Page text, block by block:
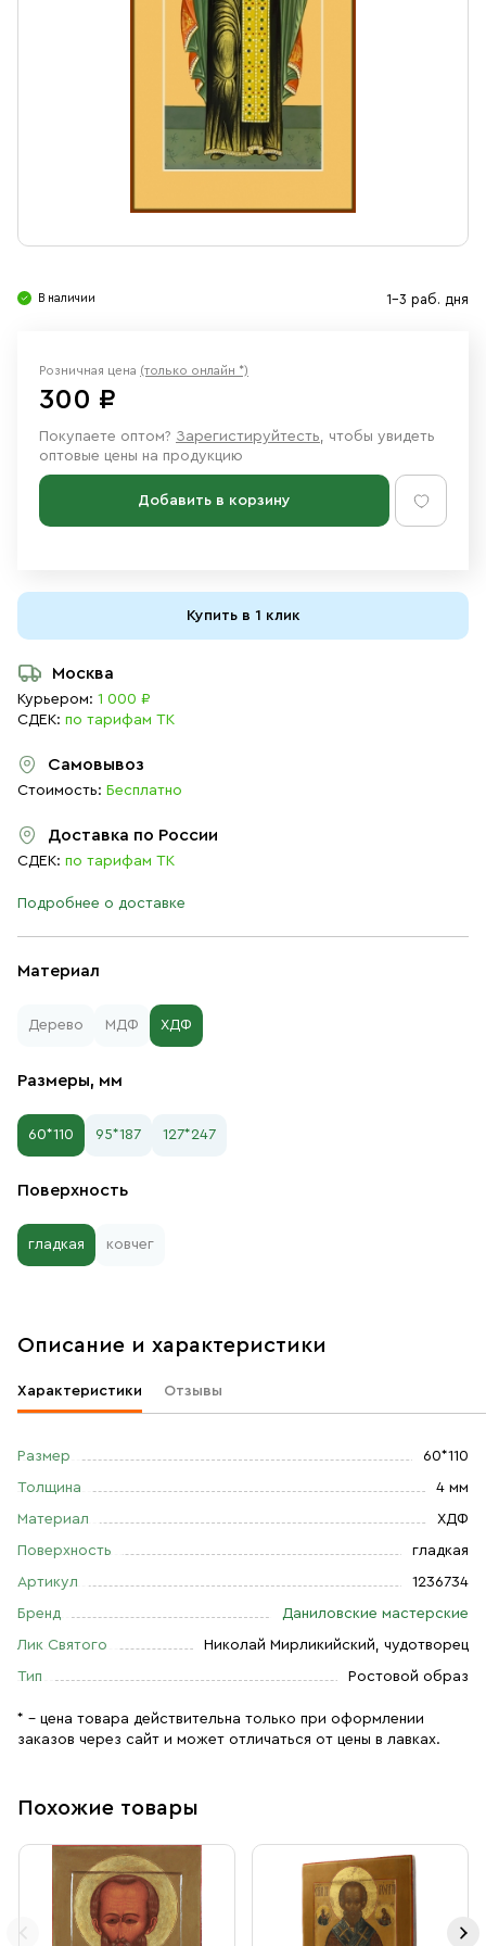
В наличии 1-3 раб. дня
Материал
Дерево МДФ ХДФ
Размеры, мм
60*110 95*187 127*247
Поверхность
гладкая ковчег
Розничная цена (только онлайн *)
300 ₽
Покупаете оптом? Зарегистируйтесть, чтобы увидеть
оптовые цены на продукцию
Добавить в корзину
Купить в 1 клик
Москва
Курьером: 1 000 ₽
СДЕК: по тарифам ТК
Самовывоз
Стоимость: Бесплатно
Доставка по России
СДЕК: по тарифам ТК
Подробнее о доставке
Описание и характеристики
Характеристики Отзывы
Размер 60*110
Толщина 4 мм
Материал ХДФ
Поверхность гладкая
Артикул 1236734
Бренд Даниловские мастерские
Лик Святого Николай Мирликийский, чудотворец
Тип Ростовой образ
* – цена товара действительна только при оформлении
заказов через сайт и может отличаться от цены в лавках.
Похожие товары